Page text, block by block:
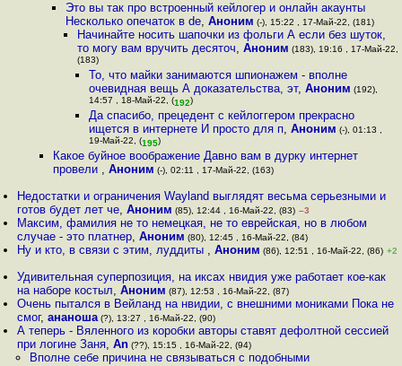
Это вы так про встроенный кейлогер и онлайн акаунты
Несколько опечаток в de, Аноним (-), 15:22 , 17-Май-22, (181)
Начинайте носить шапочки из фольги А если без шуток,
то могу вам вручить десяточ, Аноним (183), 19:16 , 17-Май-22,
(183)
То, что майки занимаются шпионажем - вполне
очевидная вещь А доказательства, эт,Аноним (192),
14:57 , 18-Май-22, (192)
Да спасибо, прецедент с кейлоггером прекрасно
ищется в интернете И просто для п,Аноним (-), 01:13 ,
19-Май-22, (195)
Какое буйное воображение Давно вам в дурку интернет
провели ,Аноним (-), 02:11 , 17-Май-22, (163)
Недостатки и ограничения Wayland выглядят весьма серьезными и
готов будет лет че,Аноним (85), 12:44 , 16-Май-22, (83) –3
Максим, фамилия не то немецкая, не то еврейская, но в любом
случае - это платнер,Аноним (80), 12:45 , 16-Май-22, (84)
Ну и кто, в связи с этим, луддиты ,Аноним (86), 12:51 , 16-Май-22, (86) +2
Удивительная суперпозиция, на иксах нвидия уже работает кое-как
на наборе костыл,Аноним (87), 12:53 , 16-Май-22, (87)
Очень пытался в Вейланд на нвидии, с внешними мониками Пока не
смог,ананоша (?), 13:27 , 16-Май-22, (90)
А теперь - Вяленного из коробки авторы ставят дефолтной сессией
при логине Заня,An (??), 15:15 , 16-Май-22, (94)
Вполне себе причина не связываться с подобными